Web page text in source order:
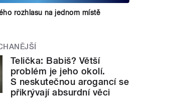
rozhlasu na jednom místě
Telička: Babiš? Větší
problém je jeho okolí.
S neskutečnou arogancí se
přikrývají absurdní věci